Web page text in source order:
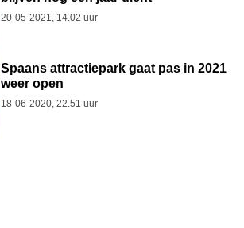
20-05-2021, 14.02 uur
Spaans attractiepark gaat pas in 2021
weer open
18-06-2020, 22.51 uur